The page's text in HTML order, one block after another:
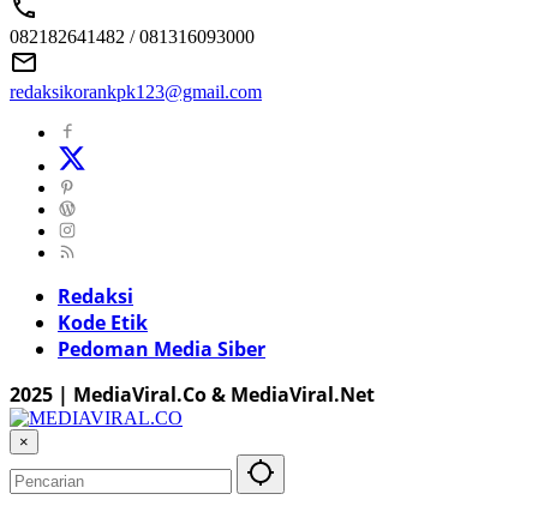
082182641482 / 081316093000
redaksikorankpk123@gmail.com
Redaksi
Kode Etik
Pedoman Media Siber
2025 | MediaViral.Co & MediaViral.Net
×